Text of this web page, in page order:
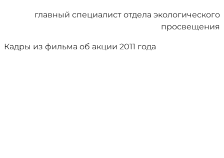
главный специалист отдела экологического
просвещения
Кадры из фильма об акции 2011 года